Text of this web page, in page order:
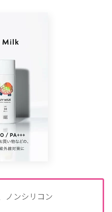
ノンシリコン